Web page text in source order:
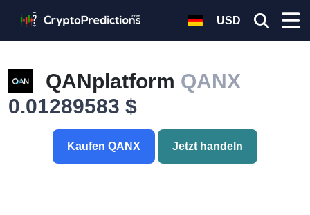
USD
QANplatform QANX
0.01289583 $
Kaufen QANX Jetzt handeln